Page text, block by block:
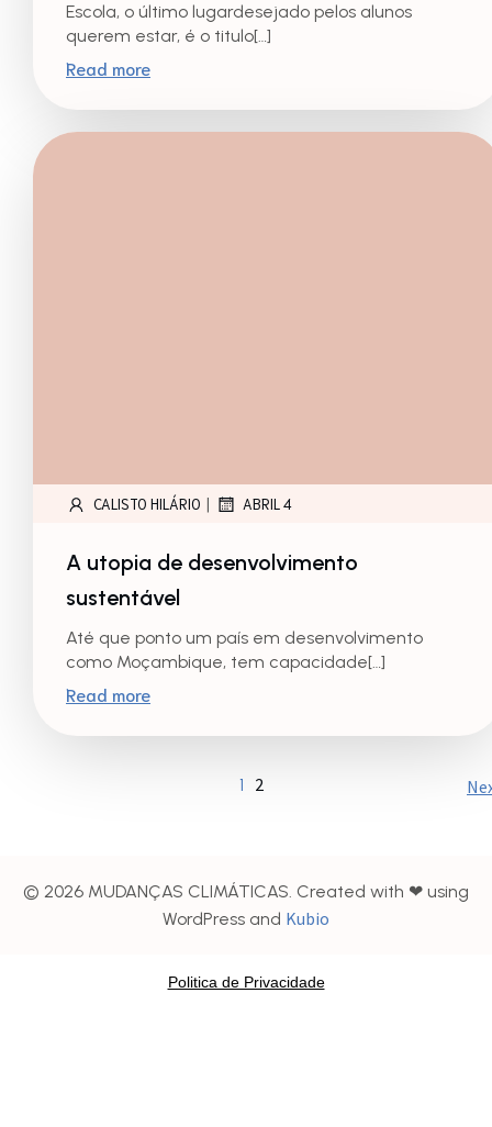
Escola, o último lugardesejado pelos alunos
querem estar, é o titulo[…]
Read more
CALISTO HILÁRIO | ABRIL 4
A utopia de desenvolvimento
sustentável
Até que ponto um país em desenvolvimento
como Moçambique, tem capacidade[…]
Read more
1 2
© 2026 MUDANÇAS CLIMÁTICAS. Created with ❤ using
WordPress and Kubio
Politica de Privacidade